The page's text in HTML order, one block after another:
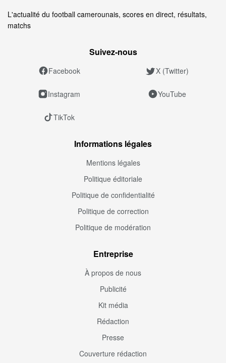
L'actualité du football camerounais, scores en direct, résultats,
matchs
Suivez‑nous
Facebook X (Twitter)
Instagram YouTube
TikTok
Informations légales
Mentions légales
Politique éditoriale
Politique de confidentialité
Politique de correction
Politique de modération
Entreprise
À propos de nous
Publicité
Kit média
Rédaction
Presse
Couverture rédaction